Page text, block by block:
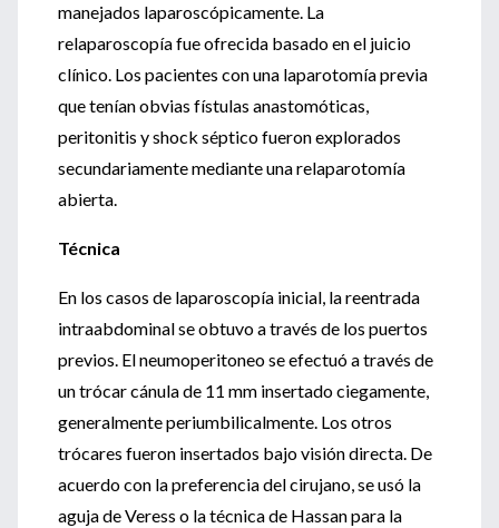
manejados laparoscópicamente. La
relaparoscopía fue ofrecida basado en el juicio
clínico. Los pacientes con una laparotomía previa
que tenían obvias fístulas anastomóticas,
peritonitis y shock séptico fueron explorados
secundariamente mediante una relaparotomía
abierta.
Técnica
En los casos de laparoscopía inicial, la reentrada
intraabdominal se obtuvo a través de los puertos
previos. El neumoperitoneo se efectuó a través de
un trócar cánula de 11 mm insertado ciegamente,
generalmente periumbilicalmente. Los otros
trócares fueron insertados bajo visión directa. De
acuerdo con la preferencia del cirujano, se usó la
aguja de Veress o la técnica de Hassan para la